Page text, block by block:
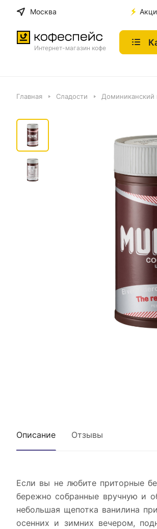
Москва
Интернет-магазин кофе
Главная Сладости Доминиканский
Описание Отзывы
Если вы не любите приторные
бережно собранные вручную и
небольшая щепотка ванилина
осенних и зимних вечером,